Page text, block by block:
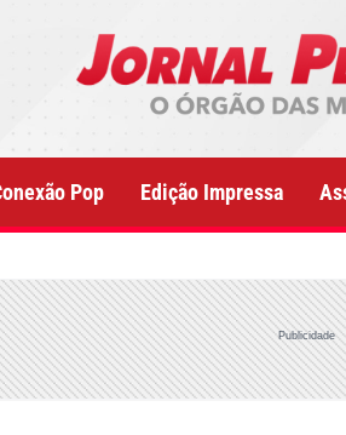
Pop Edição Impressa
Publicidade